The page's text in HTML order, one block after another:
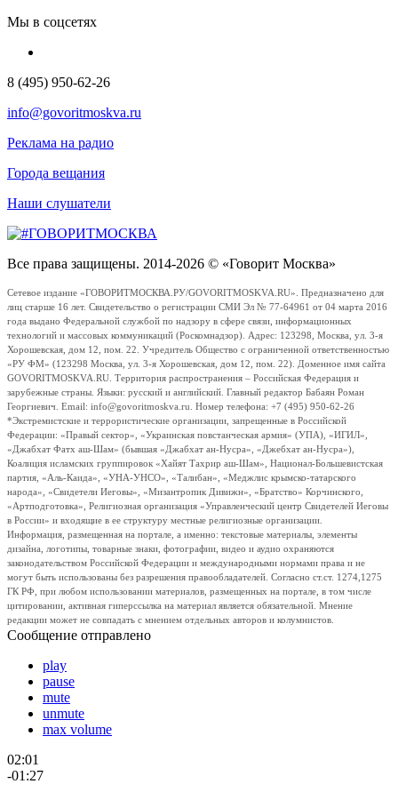
Мы в соцсетях
8 (495) 950-62-26
info@govoritmoskva.ru
Реклама на радио
Города вещания
Наши слушатели
Все права защищены. 2014-2026 © «Говорит Москва»
Сетевое издание «ГОВОРИТМОСКВА.РУ/GOVORITMOSKVA.RU». Предназначено для
лиц старше 16 лет. Свидетельство о регистрации СМИ Эл № 77-64961 от 04 марта 2016
года выдано Федеральной службой по надзору в сфере связи, информационных
технологий и массовых коммуникаций (Роскомнадзор). Адрес: 123298, Москва, ул. 3-я
Хорошевская, дом 12, пом. 22. Учредитель Общество с ограниченной ответственностью
«РУ ФМ» (123298 Москва, ул. 3-я Хорошевская, дом 12, пом. 22). Доменное имя сайта
GOVORITMOSKVA.RU. Территория распространения – Российская Федерация и
зарубежные страны. Языки: русский и английский. Главный редактор Бабаян Роман
Георгиевич. Email: info@govoritmoskva.ru. Номер телефона: +7 (495) 950-62-26
*Экстремистские и террористические организации, запрещенные в Российской
Федерации: «Правый сектор», «Украинская повстанческая армия» (УПА), «ИГИЛ»,
«Джабхат Фатх аш-Шам» (бывшая «Джабхат ан-Нусра», «Джебхат ан-Нусра»),
Коалиция исламских группировок «Хайят Тахрир аш-Шам», Национал-Большевистская
партия, «Аль-Каида», «УНА-УНСО», «Талибан», «Меджлис крымско-татарского
народа», «Свидетели Иеговы», «Мизантропик Дивижн», «Братство» Корчинского,
«Артподготовка», Религиозная организация «Управленческий центр Свидетелей Иеговы
в России» и входящие в ее структуру местные религиозные организации.
Информация, размещенная на портале, а именно: текстовые материалы, элементы
дизайна, логотипы, товарные знаки, фотографии, видео и аудио охраняются
законодательством Российской Федерации и международными нормами права и не
могут быть использованы без разрешения правообладателей. Согласно ст.ст. 1274,1275
ГК РФ, при любом использовании материалов, размещенных на портале, в том числе
цитировании, активная гиперссылка на материал является обязательной. Мнение
редакции может не совпадать с мнением отдельных авторов и колумнистов.
Сообщение отправлено
play
pause
mute
unmute
max volume
02:01
-01:27